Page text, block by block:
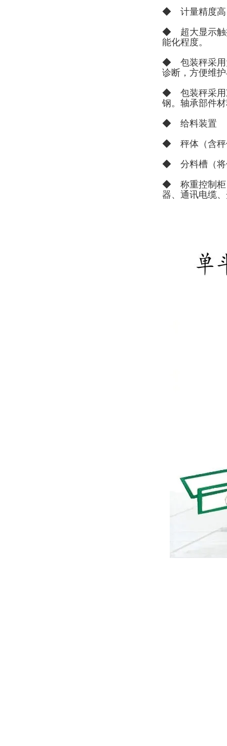
◆ 计量精度高
◆ 超大显示触
能化程度。
◆ 包装秤采用
诊断，方便维
◆ 包装秤采用
钢。轴承部件
◆ 给料装置
◆ 秤体（含秤
◆ 分料槽（将
◆ 称重控制柜
器、通讯电缆